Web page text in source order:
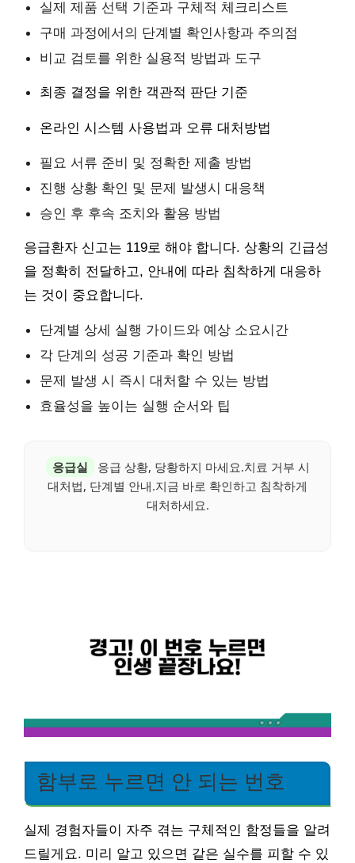
실제 제품 선택 기준과 구체적 체크리스트
구매 과정에서의 단계별 확인사항과 주의점
비교 검토를 위한 실용적 방법과 도구
최종 결정을 위한 객관적 판단 기준
온라인 시스템 사용법과 오류 대처방법
필요 서류 준비 및 정확한 제출 방법
진행 상황 확인 및 문제 발생시 대응책
승인 후 후속 조치와 활용 방법
응급환자 신고는 119로 해야 합니다. 상황의 긴급성
을 정확히 전달하고, 안내에 따라 침착하게 대응하
는 것이 중요합니다.
단계별 상세 실행 가이드와 예상 소요시간
각 단계의 성공 기준과 확인 방법
문제 발생 시 즉시 대처할 수 있는 방법
효율성을 높이는 실행 순서와 팁
응급실
응급 상황, 당황하지 마세요.치료 거부 시
대처법, 단계별 안내.지금 바로 확인하고 침착하게
대처하세요.
함부로 누르면 안 되는 번호
실제 경험자들이 자주 겪는 구체적인 함정들을 알려
드릴게요. 미리 알고 있으면 같은 실수를 피할 수 있